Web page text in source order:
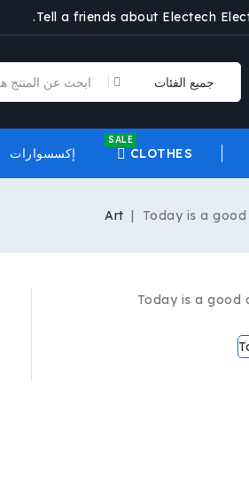
Tell a friends about Electech
CLOTHES

SALE
إكسسوارات
Art Today is a